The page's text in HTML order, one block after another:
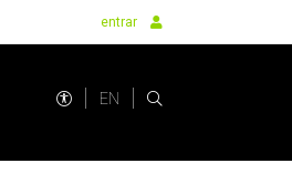
entrar
EN